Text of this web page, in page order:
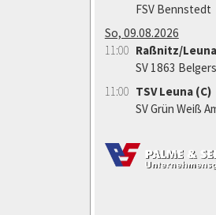
FSV Bennstedt
So, 09.08.2026
11:00 Raßnitz/
SV 1863
11:00 TSV Leuna (C)
SV Grün Weiß